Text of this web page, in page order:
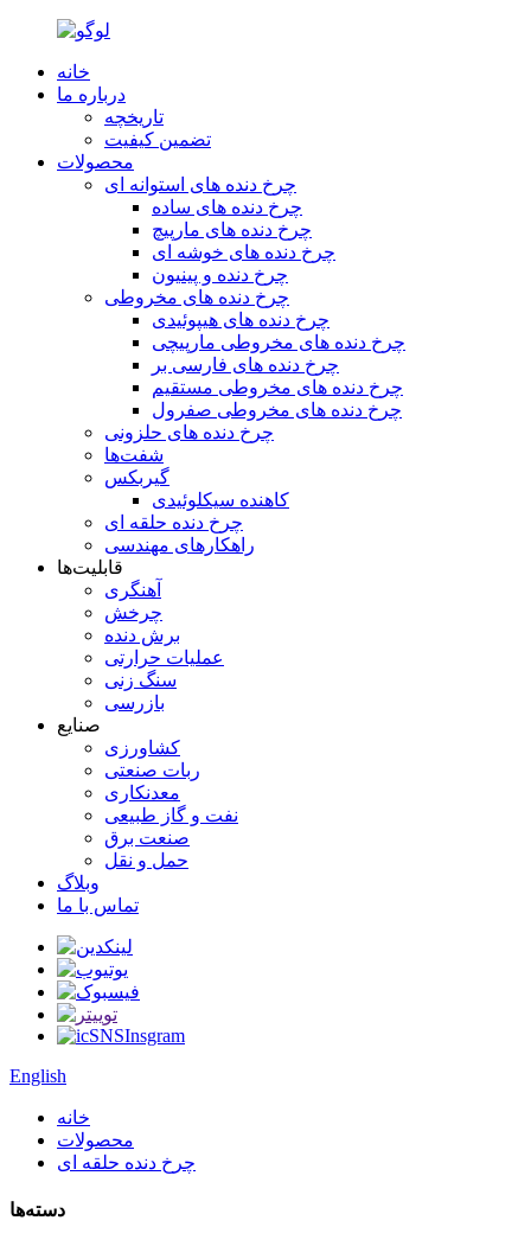
خانه
درباره ما
تاریخچه
تضمین کیفیت
محصولات
چرخ دنده های استوانه ای
چرخ دنده های ساده
چرخ دنده های مارپیچ
چرخ دنده های خوشه ای
چرخ دنده و پینیون
چرخ دنده های مخروطی
چرخ دنده های هیپوئیدی
چرخ دنده های مخروطی مارپیچی
چرخ دنده های فارسی بر
چرخ دنده های مخروطی مستقیم
چرخ دنده های مخروطی صفرول
چرخ دنده های حلزونی
شفت‌ها
گیربکس
کاهنده سیکلوئیدی
چرخ دنده حلقه ای
راهکارهای مهندسی
قابلیت‌ها
آهنگری
چرخش
برش دنده
عملیات حرارتی
سنگ زنی
بازرسی
صنایع
کشاورزی
ربات صنعتی
معدنکاری
نفت و گاز طبیعی
صنعت برق
حمل و نقل
وبلاگ
تماس با ما
English
خانه
محصولات
چرخ دنده حلقه ای
دسته‌ها